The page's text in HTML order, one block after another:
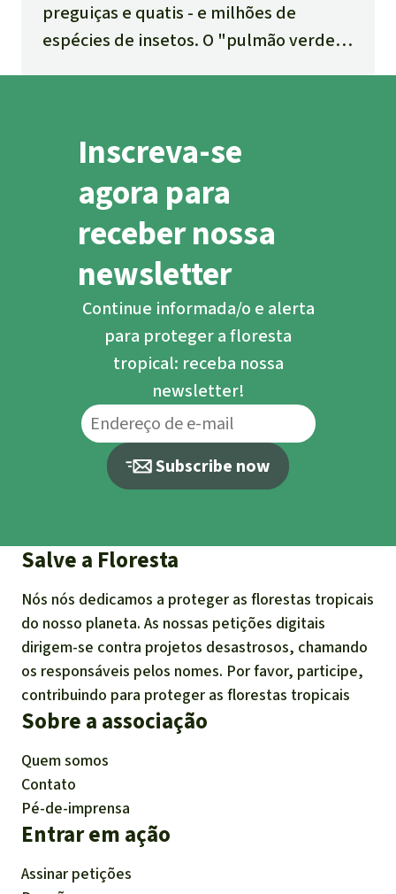
preguiças e quatis - e milhões de
espécies de insetos. O "pulmão verde"
planeta, as comunidades sofisticadas
plantas e os perigos do desmatamento.
Inscreva-se
agora para
receber nossa
newsletter
Continue informada/o e alerta
para proteger a floresta
tropical: receba nossa
newsletter!
Subscribe now
Salve a Floresta
Nós nós dedicamos a proteger as florestas tropicais
do nosso planeta. As nossas petições digitais
dirigem-se contra projetos desastrosos, chamando
os responsáveis pelos nomes. Por favor, participe,
contribuindo para proteger as florestas tropicais
Sobre a associação
Quem somos
Contato
Pé-de-imprensa
Entrar em ação
Assinar petições